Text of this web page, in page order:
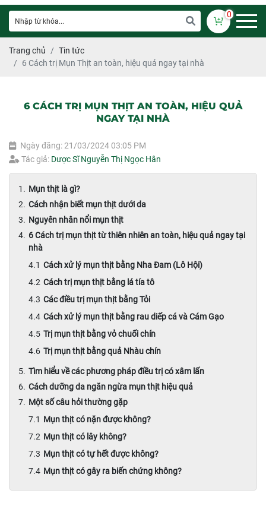
0
Trang chủ
Tin tức
6 Cách trị Mụn Thịt an toàn, hiệu quả ngay tại nhà
6 CÁCH TRỊ MỤN THỊT AN TOÀN, HIỆU QUẢ
NGAY TẠI NHÀ
Ngày đăng: 21/03/2024 03:05 PM
Tác giả: Dược Sĩ Nguyễn Thị Ngọc Hân
Mụn thịt là gì?
Cách nhận biết mụn thịt dưới da
Nguyên nhân nổi mụn thịt
6 Cách trị mụn thịt từ thiên nhiên an toàn, hiệu quả ngay tại
nhà
Cách xử lý mụn thịt bằng Nha Đam (Lô Hội)
Cách trị mụn thịt bằng lá tía tô
Các điều trị mụn thịt bằng Tỏi
Cách xử lý mụn thịt bằng rau diếp cá và Cám Gạo
Trị mụn thịt bằng vỏ chuối chín
Trị mụn thịt bằng quả Nhàu chín
Tìm hiểu về các phương pháp điều trị có xâm lấn
Cách dưỡng da ngăn ngừa mụn thịt hiệu quả
Một số câu hỏi thường gặp
Mụn thịt có nặn được không?
Mụn thịt có lây không?
Mụn thịt có tự hết được không?
Mụn thịt có gây ra biến chứng không?